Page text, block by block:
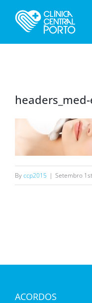
content
Byccp2015 | Setembro
ACORDOS